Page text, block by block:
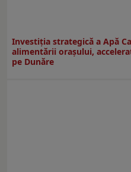
Investiția strategică a Apă
alimentării orașului,
pe Dunăre